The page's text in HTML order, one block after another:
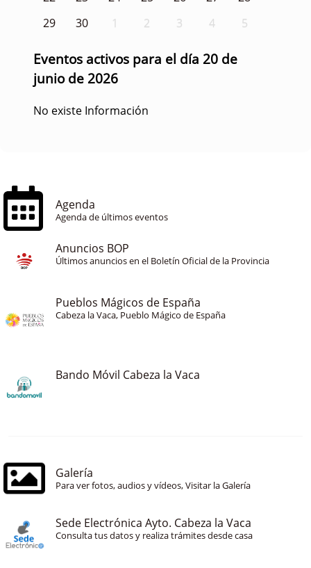
29
30 1 2 3 4 5
Eventos activos para el día 20 de
junio de 2026
No existe Información
Agenda
Agenda de últimos eventos
Anuncios BOP
Últimos anuncios en el Boletín Oficial de la Provincia
Pueblos Mágicos de España
Cabeza la Vaca, Pueblo Mágico de España
Bando Móvil Cabeza la Vaca
Galería
Para ver fotos, audios y vídeos, Visitar la Galería
Sede Electrónica Ayto. Cabeza la Vaca
Consulta tus datos y realiza trámites desde casa